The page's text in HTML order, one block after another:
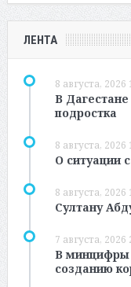
ЛЕНТА
8 августа, 2026
В
подростка
8 августа, 2026
О ситуации
8 августа, 2026
Султану
7 августа, 2026
В минцифры
созданию